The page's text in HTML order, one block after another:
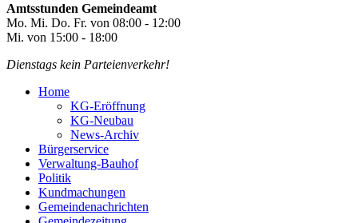
Amtsstunden Gemeindeamt
Mo. Mi. Do. Fr. von 08:00 - 12:00
Mi. von 15:00 - 18:00
Dienstags kein Parteienverkehr!
Home
KG-Eröffnung
KG-Neubau
News-Archiv
Bürgerservice
Verwaltung-Bauhof
Politik
Kundmachungen
Gemeindenachrichten